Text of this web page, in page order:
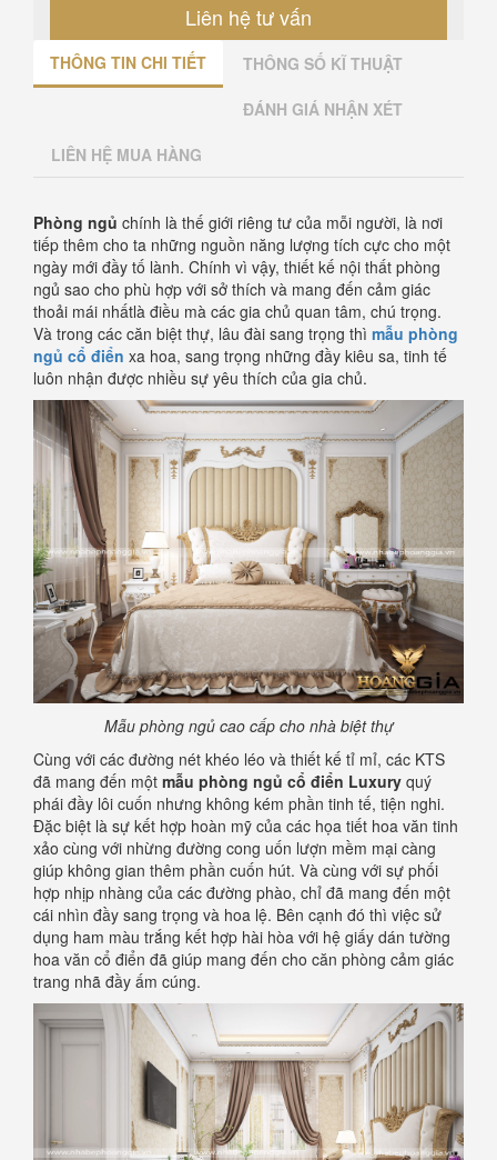
Liên hệ tư vấn
THÔNG TIN CHI TIẾT THÔNG SỐ KĨ THUẬT
ĐÁNH GIÁ NHẬN XÉT
LIÊN HỆ MUA HÀNG
Phòng ngủ chính là thế giới riêng tư của mỗi người, là nơi
tiếp thêm cho ta những nguồn năng lượng tích cực cho một
ngày mới đầy tố lành. Chính vì vậy, thiết kế nội thất phòng
ngủ sao cho phù hợp với sở thích và mang đến cảm giác
thoải mái nhấtlà điều mà các gia chủ quan tâm, chú trọng.
Và trong các căn biệt thự, lâu đài sang trọng thì mẫu phòng
ngủ cổ điển xa hoa, sang trọng những đầy kiêu sa, tinh tế
luôn nhận được nhiều sự yêu thích của gia chủ.
Mẫu phòng ngủ cao cấp cho nhà biệt thự
Cùng với các đường nét khéo léo và thiết kế tỉ mỉ, các KTS
đã mang đến một mẫu phòng ngủ cổ điển Luxury quý
phái đầy lôi cuốn nhưng không kém phần tinh tế, tiện nghi.
Đặc biệt là sự kết hợp hoàn mỹ của các họa tiết hoa văn tinh
xảo cùng với nhừng đường cong uốn lượn mềm mại càng
giúp không gian thêm phần cuốn hút. Và cùng với sự phối
hợp nhịp nhàng của các đường phào, chỉ đã mang đến một
cái nhìn đầy sang trọng và hoa lệ. Bên cạnh đó thì việc sử
dụng ham màu trắng kết hợp hài hòa với hệ giấy dán tường
hoa văn cổ điển đã giúp mang đến cho căn phòng cảm giác
trang nhã đầy ấm cúng.